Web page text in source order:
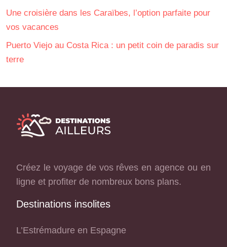
Une croisière dans les Caraïbes, l’option parfaite pour
vos vacances
Puerto Viejo au Costa Rica : un petit coin de paradis sur
terre
Créez le voyage de vos rêves en agence ou en
ligne et profiter de nombreux bons plans.
Destinations insolites
L’Estrémadure en Espagne